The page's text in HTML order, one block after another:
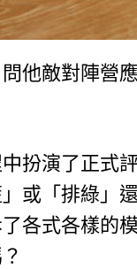
他敵對陣營
扮演了正式
或「排綠」
各式各樣的